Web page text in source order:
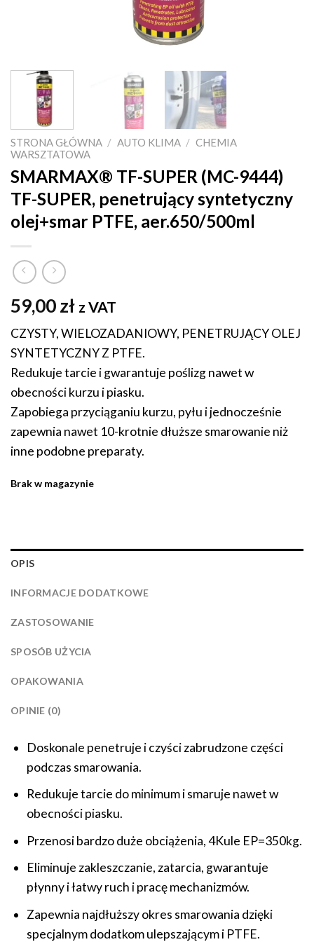
STRONA GŁÓWNA / AUTO KLIMA / CHEMIA
WARSZTATOWA
SMARMAX® TF-SUPER (MC-9444)
TF-SUPER, penetrujący syntetyczny
olej+smar PTFE, aer.650/500ml
59,00zł z VAT
CZYSTY, WIELOZADANIOWY, PENETRUJĄCY OLEJ
SYNTETYCZNY Z PTFE.
Redukuje tarcie i gwarantuje poślizg nawet w
obecności kurzu i piasku.
Zapobiega przyciąganiu kurzu, pyłu i jednocześnie
zapewnia nawet 10-krotnie dłuższe smarowanie niż
inne podobne preparaty.
Brak w magazynie
OPIS
INFORMACJE DODATKOWE
ZASTOSOWANIE
SPOSÓB UŻYCIA
OPAKOWANIA
OPINIE (0)
Doskonale penetruje i czyści zabrudzone części
podczas smarowania.
Redukuje tarcie do minimum i smaruje nawet w
obecności piasku.
Przenosi bardzo duże obciążenia, 4Kule EP=350kg.
Eliminuje zakleszczanie, zatarcia, gwarantuje
płynny i łatwy ruch i pracę mechanizmów.
Zapewnia najdłuższy okres smarowania dzięki
specjalnym dodatkom ulepszającym i PTFE.